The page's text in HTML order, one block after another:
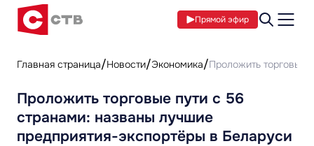
Прямой эфир
Главная страница Новости Экономика Проложить торговые
Проложить торговые пути с 56
странами: названы лучшие
предприятия-экспортёры в Беларуси